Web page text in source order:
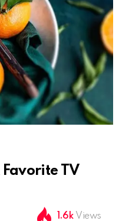
Favorite TV
1.6k Views